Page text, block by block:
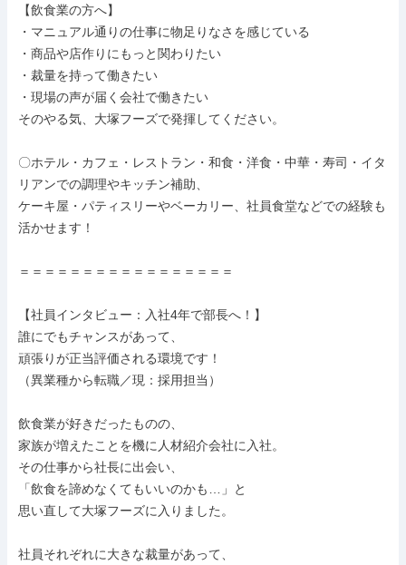
【飲食業の方へ】
・マニュアル通りの仕事に物足りなさを感じている
・商品や店作りにもっと関わりたい
・裁量を持って働きたい
・現場の声が届く会社で働きたい
そのやる気、大塚フーズで発揮してください。
〇ホテル・カフェ・レストラン・和食・洋食・中華・寿司・イタ
リアンでの調理やキッチン補助、
ケーキ屋・パティスリーやベーカリー、社員食堂などでの経験も
活かせます！
＝＝＝＝＝＝＝＝＝＝＝＝＝＝＝＝＝
【社員インタビュー：入社4年で部長へ！】
誰にでもチャンスがあって、
頑張りが正当評価される環境です！
（異業種から転職／現：採用担当）
飲食業が好きだったものの、
家族が増えたことを機に人材紹介会社に入社。
その仕事から社長に出会い、
「飲食を諦めなくてもいいのかも…」と
思い直して大塚フーズに入りました。
社員それぞれに大きな裁量があって、